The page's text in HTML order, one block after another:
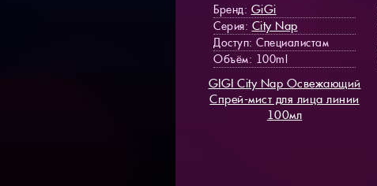
Бренд: GiGi
Серия: City Nap
Доступ: Специалистам
Объём: 100ml
GIGI City Nap Освежающий
Спрей-мист для лица линии
100мл